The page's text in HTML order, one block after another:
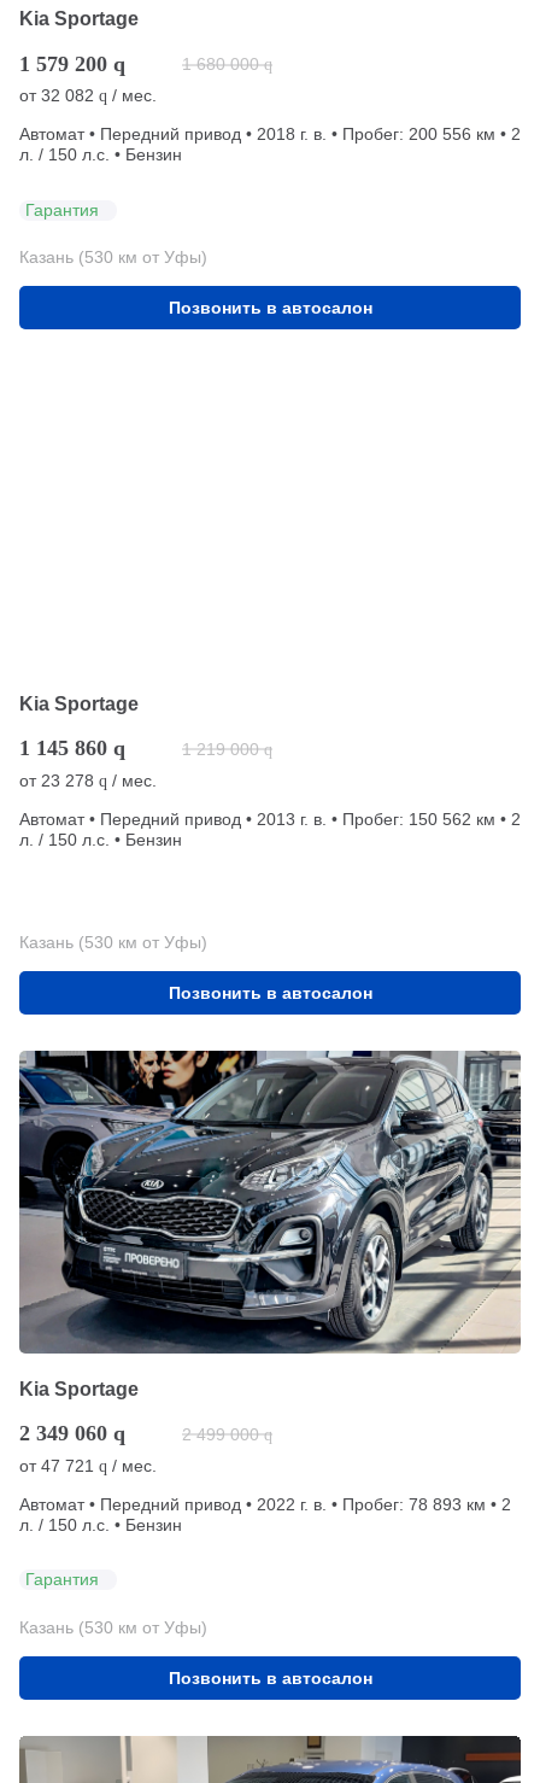
Kia Sportage
1 579 200 q 1 680 000 q
от32 082 q / мес.
Автомат • Передний привод • 2018 г. в. • Пробег: 200 556 км • 2
л. / 150 л.с. • Бензин
Гарантия
Казань (530 км от Уфы)
Позвонить в автосалон
Kia Sportage
1 145 860 q 1 219 000 q
от 23 278 q / мес.
Автомат • Передний привод • 2013 г. в. • Пробег: 150 562 км • 2
л. / 150 л.с. • Бензин
Казань (530 км от Уфы)
Позвонить в автосалон
Kia Sportage
2 349 060 q 2 499 000 q
от47 721 q / мес.
Автомат • Передний привод • 2022 г. в. • Пробег: 78 893 км • 2
л. / 150 л.с. • Бензин
Гарантия
Казань (530 км от Уфы)
Позвонить в автосалон